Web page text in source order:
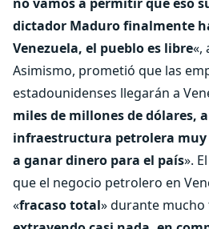
dictador Maduro finalmente
Venezuela, el pueblo es libre«,
Asimismo, prometió que las
estadounidenses llegarán a
miles de millones de dólares,
infraestructura petrolera muy
a ganar dinero para el país».
que el negocio petrolero en
«fracaso total» durante mucho